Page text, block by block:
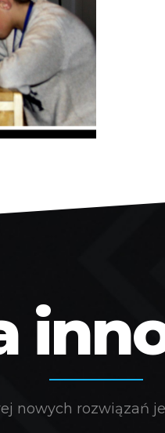
nowych rozwiązań